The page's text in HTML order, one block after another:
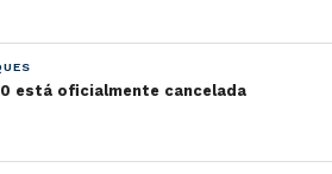
está oficialmente cancelada